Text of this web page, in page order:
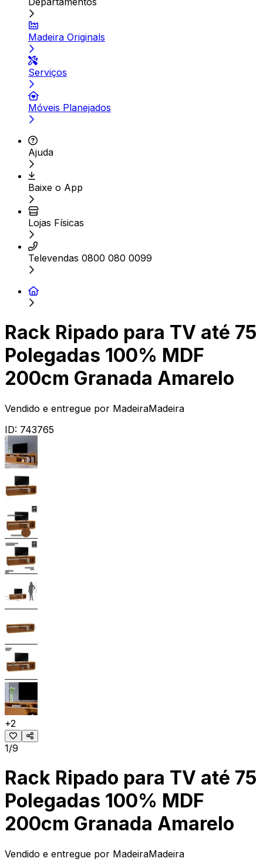
Madeira Originals
Serviços
Móveis Planejados
Ajuda
Baixe o App
Lojas Físicas
Televendas 0800 080 0099
Rack Ripado para TV até 75
Polegadas 100% MDF
200cm Granada Amarelo
Vendido e entregue por MadeiraMadeira
ID: 743765
+2
1/9
Rack Ripado para TV até 75
Polegadas 100% MDF
200cm Granada Amarelo
Vendido e entregue por MadeiraMadeira